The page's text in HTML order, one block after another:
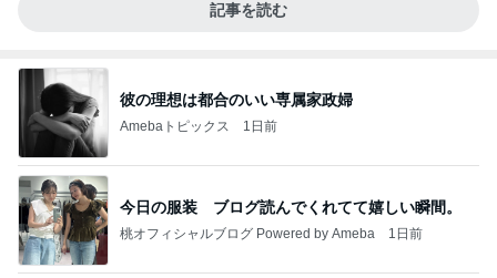
記事を読む
彼の理想は都合のいい専属家政婦
Amebaトピックス 1日前
今日の服装 ブログ読んでくれてて嬉しい瞬間。
桃オフィシャルブログ Powered by Ameba 1日前